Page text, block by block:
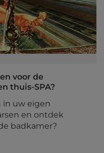
voor de
thuis-SPA?
in uw eigen
en ontdek
badkamer?